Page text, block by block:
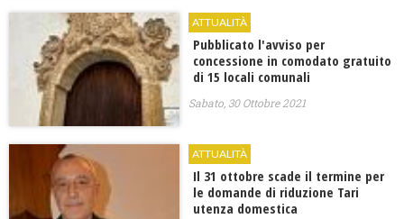
ATTUALITÀ
Pubblicato l'avviso per
concessione in comodato gratuito
di 15 locali comunali
Sabato, 30 Ottobre 2021
ATTUALITÀ
Il 31 ottobre scade il termine per
le domande di riduzione Tari
utenza domestica